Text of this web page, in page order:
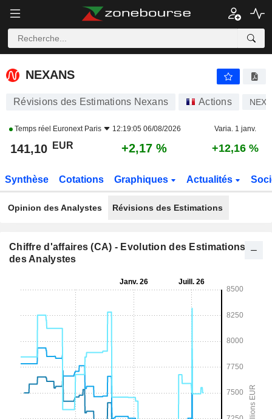
NEXANS
NEXANS
Révisions des Estimations Nexans Actions NEX
Temps réel Euronext Paris 12:19:05 06/08/2026 Varia. 1 janv.
141,10 EUR +2,17 % +12,16 %
Synthèse Cotations Graphiques Actualités
Opinion des Analystes Révisions des Estimations
Chiffre d'affaires (CA) - Evolution des Estimations
des Analystes